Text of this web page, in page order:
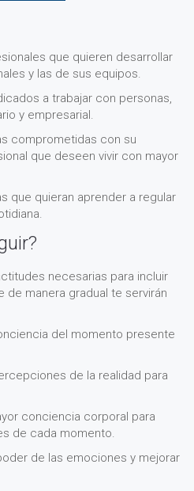
que quieren desarrollar
y las de sus equipos.
a trabajar con personas,
y empresarial.
comprometidas con su
que deseen vivir con mayor
que quieran aprender a regular
necesarias para incluir
de manera gradual te servirán
del momento presente
de la realidad para
conciencia corporal para
de cada momento.
de las emociones y mejorar